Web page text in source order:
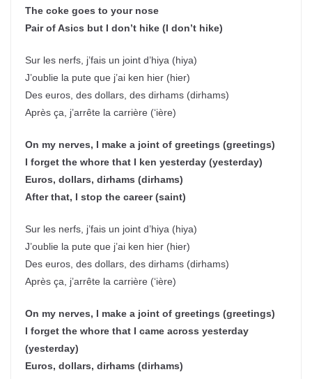
The coke goes to your nose
Pair of Asics but I don’t hike (I don’t hike)
Sur les nerfs, j’fais un joint d’hiya (hiya)
J’oublie la pute que j’ai ken hier (hier)
Des euros, des dollars, des dirhams (dirhams)
Après ça, j’arrête la carrière (‘ière)
On my nerves, I make a joint of greetings (greetings)
I forget the whore that I ken yesterday (yesterday)
Euros, dollars, dirhams (dirhams)
After that, I stop the career (saint)
Sur les nerfs, j’fais un joint d’hiya (hiya)
J’oublie la pute que j’ai ken hier (hier)
Des euros, des dollars, des dirhams (dirhams)
Après ça, j’arrête la carrière (‘ière)
On my nerves, I make a joint of greetings (greetings)
I forget the whore that I came across yesterday
(yesterday)
Euros, dollars, dirhams (dirhams)